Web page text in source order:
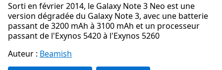
Sorti en février 2014, le Galaxy Note 3 Neo est une
version dégradée du Galaxy Note 3, avec une batterie
passant de 3200 mAh à 3100 mAh et un processeur
passant de l'Exynos 5420 à l'Exynos 5260
Auteur : Beamish